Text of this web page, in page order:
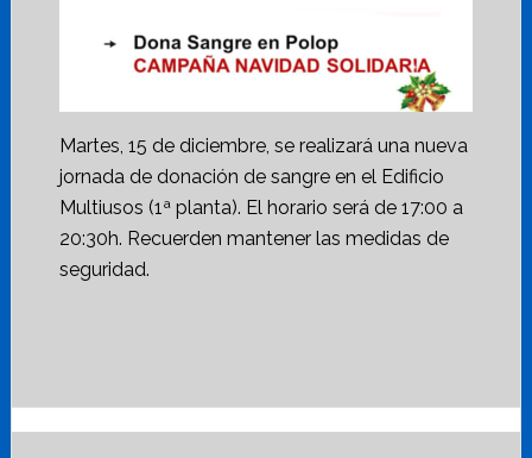
Martes, 15 de diciembre, se realizará una nueva
jornada de donación de sangre en el Edificio
Multiusos (1ª planta). El horario será de 17:00 a
20:30h. Recuerden mantener las medidas de
seguridad.